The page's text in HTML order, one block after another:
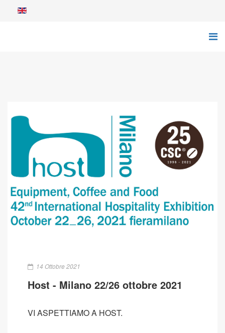
14 Ottobre 2021
Host - Milano 22/26 ottobre 2021
VI ASPETTIAMO A HOST.